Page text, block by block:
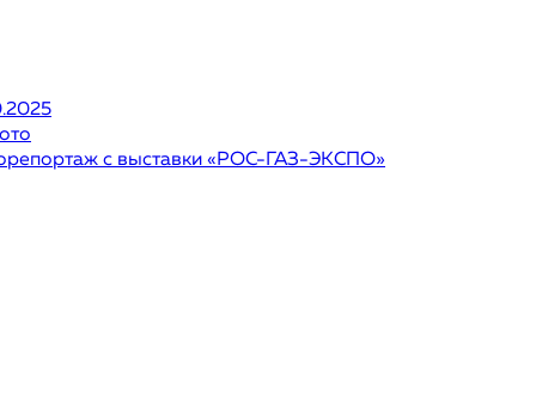
с выставки «РОС-ГАЗ-ЭКСПО»